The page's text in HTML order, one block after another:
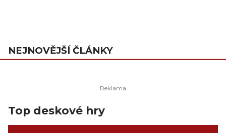
NEJNOVĚJŠÍ ČLÁNKY
Top deskové hry